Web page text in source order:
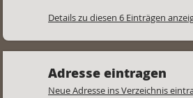
Details zu diesen 6 Einträgen
Adresse eintragen
Neue Adresse ins Verzeichnis